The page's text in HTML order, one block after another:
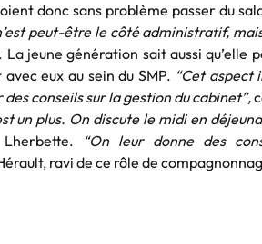
donc sans problème passer du
peut-être le côté administratif,
jeune génération sait aussi qu’elle
eux au sein du SMP. “Cet aspect
conseils sur la gestion du cabinet”,
un plus. On discute le midi en
“On leur donne des
ravi de ce rôle de